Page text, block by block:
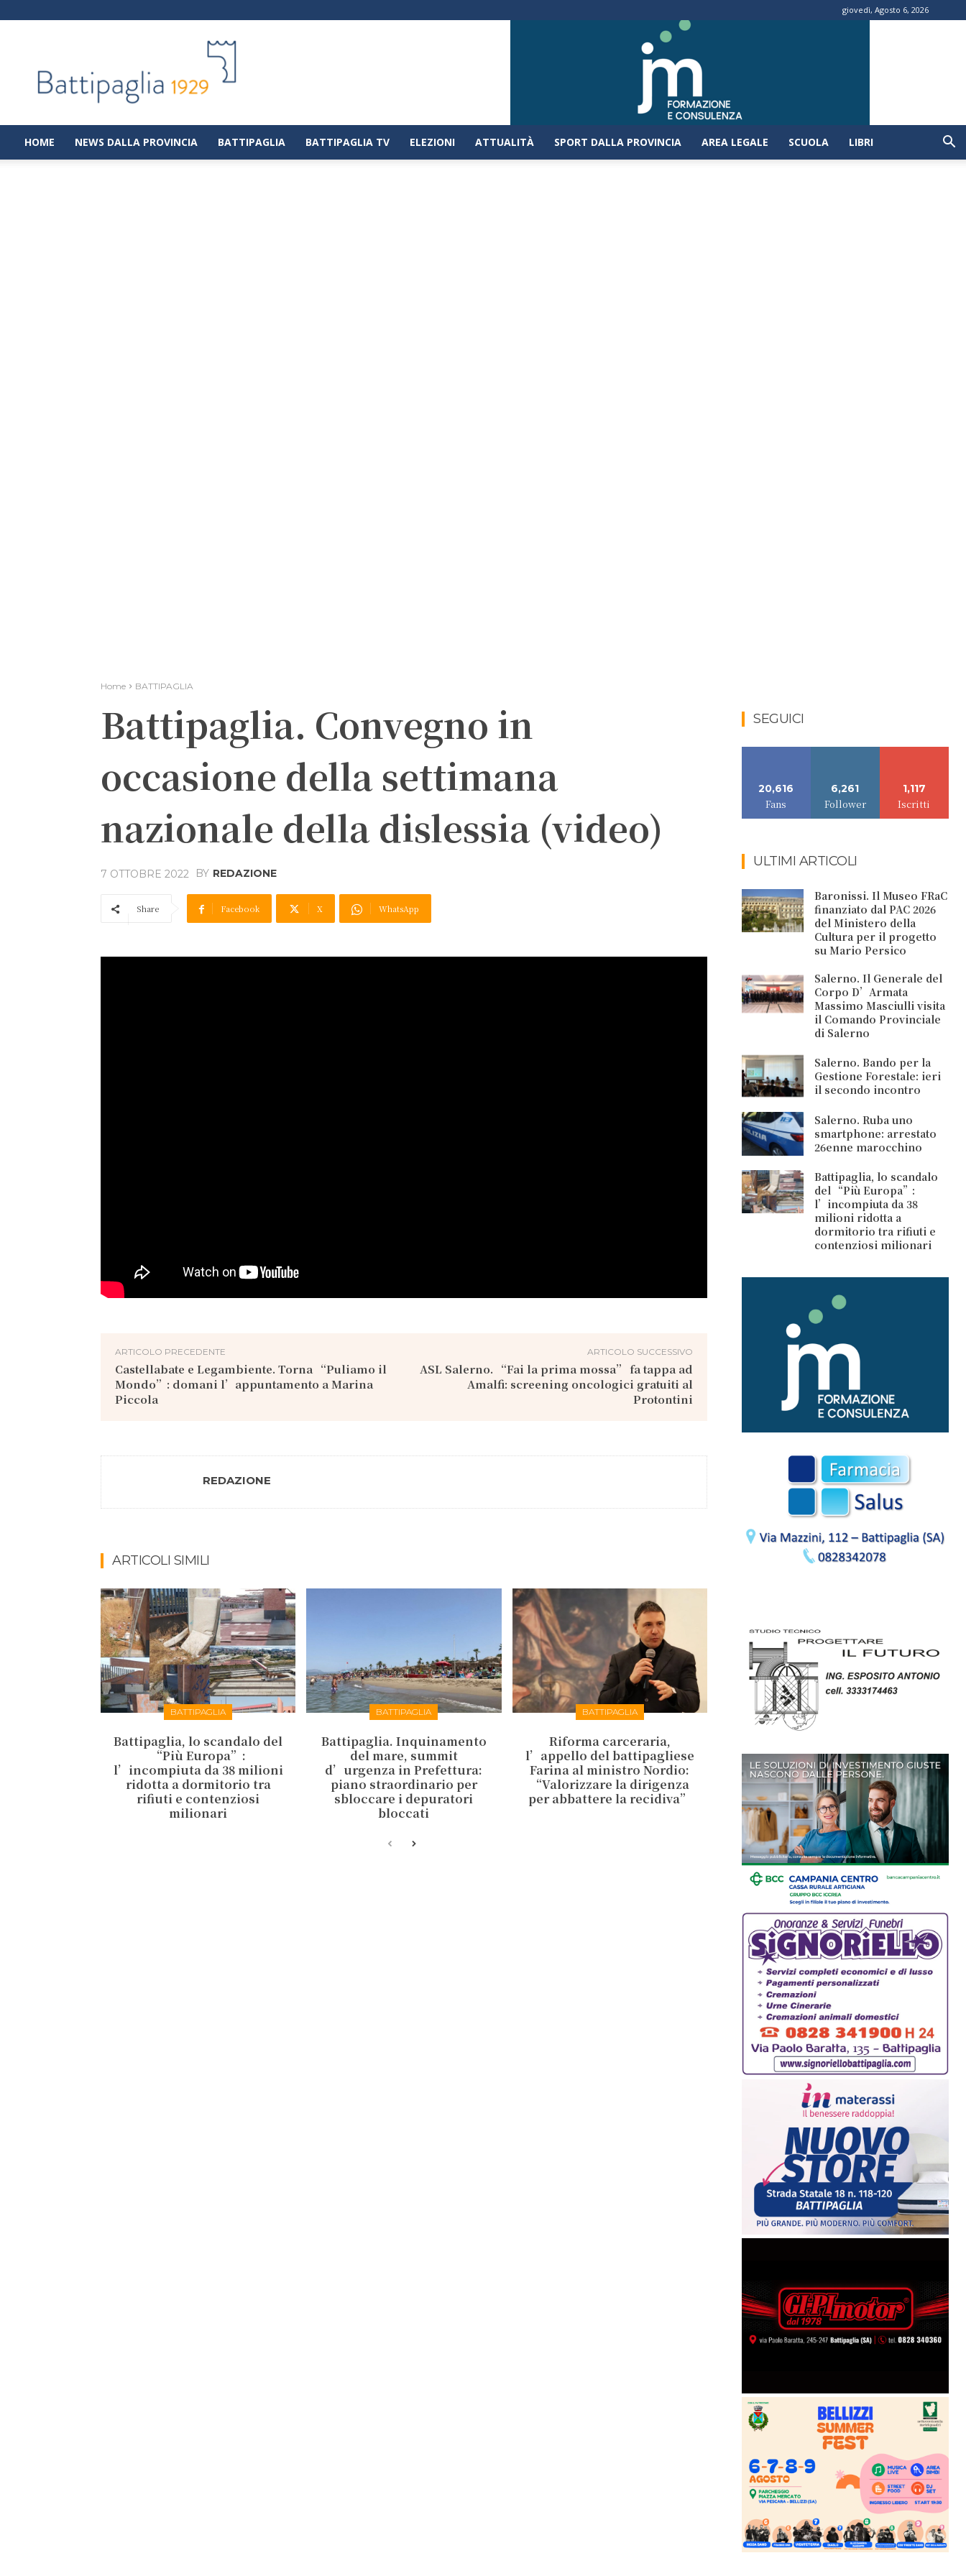
giovedì, Agosto 6, 2026
|
Notizie
dalla
città
di
HOME NEWS DALLA PROVINCIA BATTIPAGLIA BATTIPAGLIA TV ELEZIONI ATTUALITÀ SPORT DALLA PROVINCIA AREA LEGALE SCUOLA LIBRI
Home BATTIPAGLIA
Battipaglia. Convegno in
occasione della settimana
nazionale della dislessia (video)
7 OTTOBRE 2022 BY REDAZIONE
Share Facebook X WhatsApp
ARTICOLO PRECEDENTE
Castellabate e Legambiente. Torna “Puliamo il
Mondo”: domani l’appuntamento a Marina
Piccola
ARTICOLO SUCCESSIVO
ASL Salerno. “Fai la prima mossa” fa tappa ad
Amalfi: screening oncologici gratuiti al
Protontini
REDAZIONE
ARTICOLI SIMILI
BATTIPAGLIA
Battipaglia, lo scandalo del
“Più Europa”:
l’incompiuta da 38 milioni
ridotta a dormitorio tra
rifiuti e contenziosi
milionari
BATTIPAGLIA
Battipaglia. Inquinamento
del mare, summit
d’urgenza in Prefettura:
piano straordinario per
sbloccare i depuratori
bloccati
BATTIPAGLIA
Riforma carceraria,
l’appello del battipagliese
Farina al ministro Nordio:
“Valorizzare la dirigenza
per abbattere la recidiva”
SEGUICI
20,616
Fans
6,261
Follower
1,117
Iscritti
ULTIMI ARTICOLI
Baronissi. Il Museo FRaC
finanziato dal PAC 2026
del Ministero della
Cultura per il progetto
su Mario Persico
Salerno. Il Generale del
Corpo D’Armata
Massimo Masciulli visita
il Comando Provinciale
di Salerno
Salerno. Bando per la
Gestione Forestale: ieri
il secondo incontro
Salerno. Ruba uno
smartphone: arrestato
26enne marocchino
Battipaglia, lo scandalo
del “Più Europa”:
l’incompiuta da 38
milioni ridotta a
dormitorio tra rifiuti e
contenziosi milionari